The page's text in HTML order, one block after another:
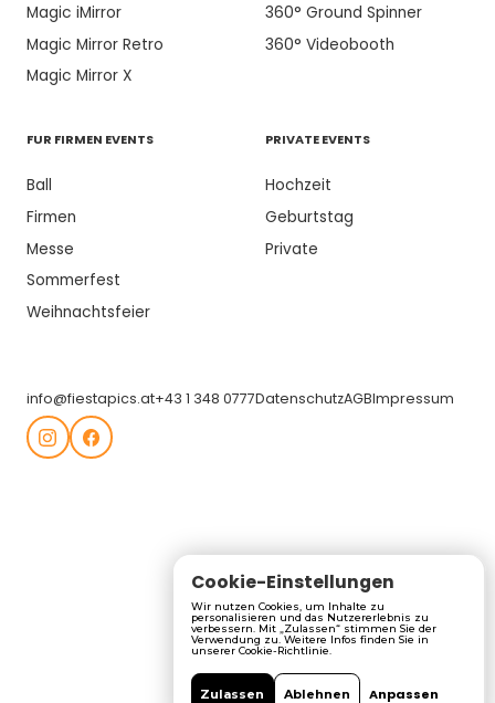
Magic iMirror
Magic Mirror Retro
Magic Mirror X
360° Ground Spinner
360° Videobooth
FUR FIRMEN EVENTS
Ball
Firmen
Messe
Sommerfest
Weihnachtsfeier
PRIVATE EVENTS
Hochzeit
Geburtstag
Private
info@fiestapics.at+43 1 348 0777DatenschutzAGBImpressum
Cookie-Einstellungen
Wir nutzen Cookies, um Inhalte zu
personalisieren und das Nutzererlebnis zu
verbessern. Mit „Zulassen“ stimmen Sie der
Verwendung zu. Weitere Infos finden Sie in
unserer Cookie-Richtlinie.
Zulassen Ablehnen Anpassen